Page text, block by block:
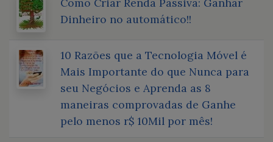
Dinheiro no automático!!
10 Razões que a Tecnologia Móvel é
Mais Importante do que Nunca para
seu Negócios e Aprenda as 8
maneiras comprovadas de Ganhe
pelo menos r$ 10Mil por mês!